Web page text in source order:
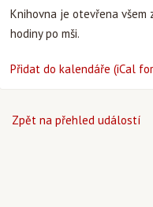
Knihovna je otevřena všem
hodiny po mši.
Přidat do kalendáře (iCal
Zpět na přehled událostí